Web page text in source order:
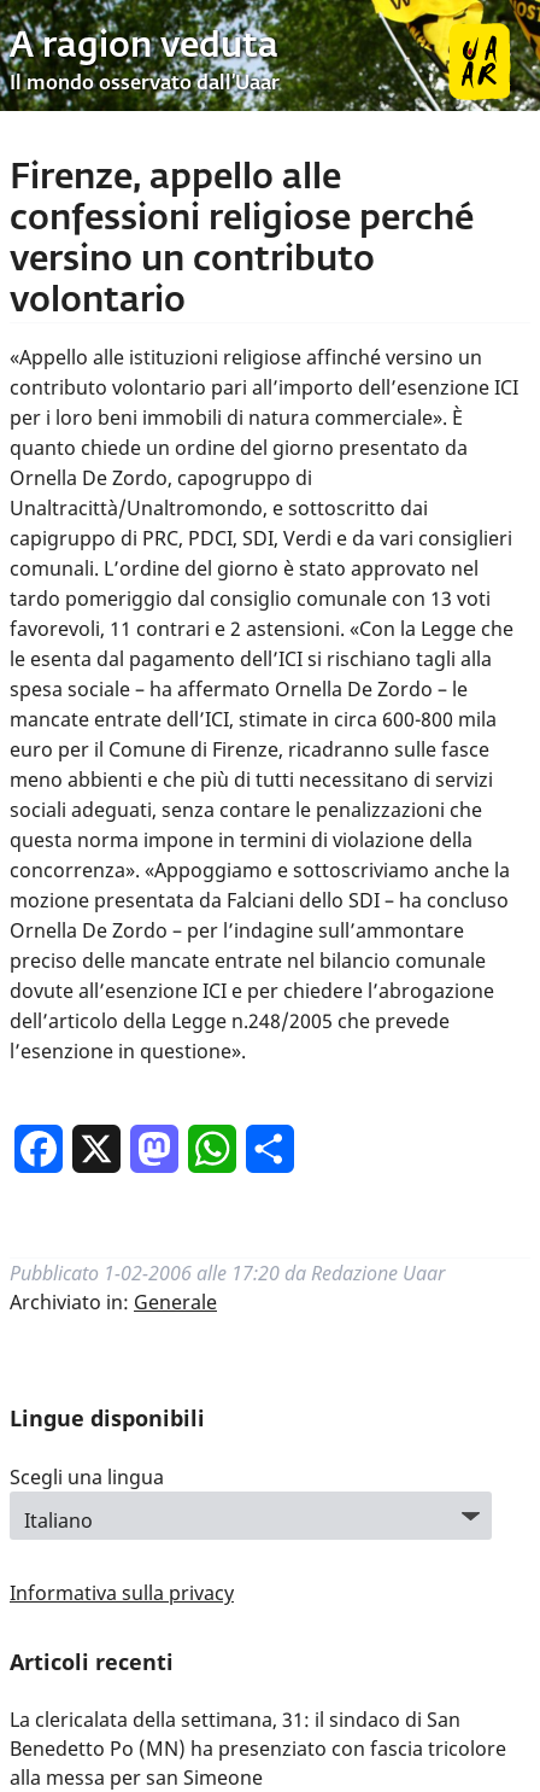
A ragion veduta
Il mondo osservato dall’Uaar
Firenze, appello alle
confessioni religiose perché
versino un contributo
volontario
«Appello alle istituzioni religiose affinché versino un
contributo volontario pari all’importo dell’esenzione ICI
per i loro beni immobili di natura commerciale». È
quanto chiede un ordine del giorno presentato da
Ornella De Zordo, capogruppo di
Unaltracittà/Unaltromondo, e sottoscritto dai
capigruppo di PRC, PDCI, SDI, Verdi e da vari consiglieri
comunali. L’ordine del giorno è stato approvato nel
tardo pomeriggio dal consiglio comunale con 13 voti
favorevoli, 11 contrari e 2 astensioni. «Con la Legge che
le esenta dal pagamento dell’ICI si rischiano tagli alla
spesa sociale – ha affermato Ornella De Zordo – le
mancate entrate dell’ICI, stimate in circa 600-800 mila
euro per il Comune di Firenze, ricadranno sulle fasce
meno abbienti e che più di tutti necessitano di servizi
sociali adeguati, senza contare le penalizzazioni che
questa norma impone in termini di violazione della
concorrenza». «Appoggiamo e sottoscriviamo anche la
mozione presentata da Falciani dello SDI – ha concluso
Ornella De Zordo – per l’indagine sull’ammontare
preciso delle mancate entrate nel bilancio comunale
dovute all’esenzione ICI e per chiedere l’abrogazione
dell’articolo della Legge n.248/2005 che prevede
l’esenzione in questione».
Facebook MastodonWhatsApp
Pubblicato 1-02-2006 alle 17:20 da Redazione Uaar
Archiviato in: Generale
Lingue disponibili
Scegli una lingua
Informativa sulla privacy
Articoli recenti
La clericalata della settimana, 31: il sindaco di San
Benedetto Po (MN) ha presenziato con fascia tricolore
alla messa per san Simeone